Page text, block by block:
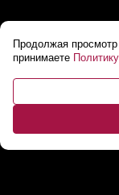
Продолжая просмотр
принимаете Политику
Власти
секретаря